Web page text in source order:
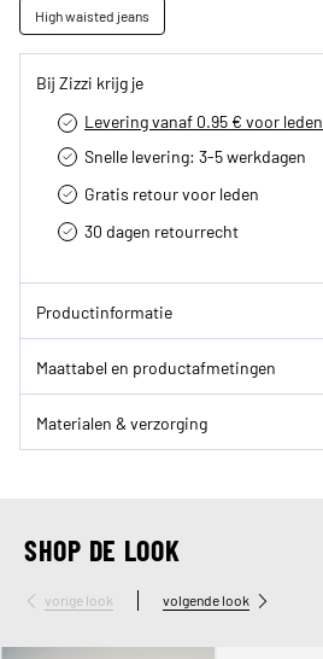
High waisted jeans
Bij Zizzi krijg je
Levering vanaf 0.95 € voor leden
Snelle levering: 3-5 werkdagen
Gratis retour voor leden
30 dagen retourrecht­
Productinformatie
Maattabel en productafmetingen
Materialen & verzorging
SHOP DE LOOK
vorige look volgende look